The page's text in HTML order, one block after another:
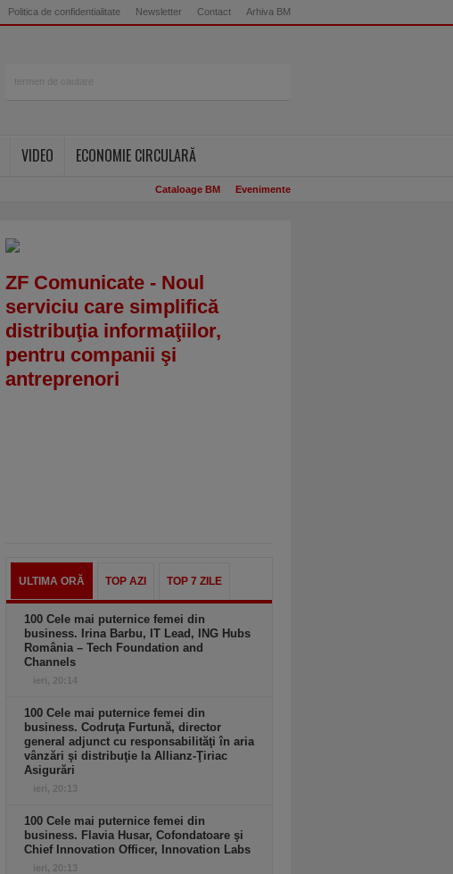
Politica de confidentialitate Newsletter Contact Arhiva BM
VIDEO
ECONOMIE CIRCULARĂ
Cataloage BM Evenimente
ZF Comunicate - Noul
serviciu care simplifică
distribuţia informaţiilor,
pentru companii şi
antreprenori
ULTIMA ORĂ TOP AZI TOP 7 ZILE
100 Cele mai puternice femei din
business. Irina Barbu, IT Lead, ING Hubs
România – Tech Foundation and
Channels
ieri, 20:14
100 Cele mai puternice femei din
business. Codruţa Furtună, director
general adjunct cu responsabilităţi în aria
vânzări şi distribuţie la Allianz-Ţiriac
Asigurări
ieri, 20:13
100 Cele mai puternice femei din
business. Flavia Husar, Cofondatoare şi
Chief Innovation Officer, Innovation Labs
ieri, 20:13